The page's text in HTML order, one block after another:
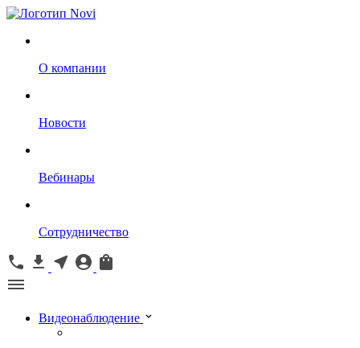
О компании
Новости
Вебинары
Сотрудничество
Видеонаблюдение